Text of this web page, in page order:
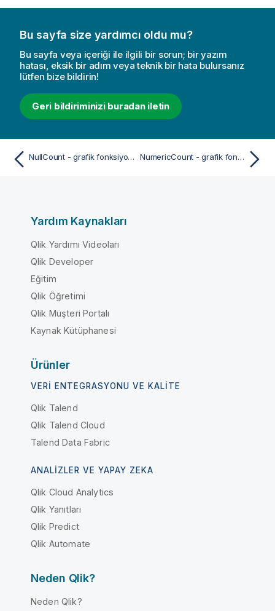
Bu sayfa size yardımcı oldu mu?
Bu sayfa veya içeriği ile ilgili bir sorun; bir yazım
hatası, eksik bir adım veya teknik bir hata bulursanız
lütfen bize bildirin!
Geri bildiriminizi buradan iletin
NullCount - grafik fonksiyonu NumericCount - grafik fonksiyonu
Yardım Kaynakları
Qlik Yardımı Videoları
Qlik Developer
Eğitim
Qlik Öğretimi
Qlik Müşteri Portalı
Kaynak Kütüphanesi
Ürünler
VERI ENTEGRASYONU VE KALITE
Qlik Talend
Qlik Talend Cloud
Talend Data Fabric
ANALIZLER VE YAPAY ZEKA
Qlik Cloud Analytics
Qlik Yanıtları
Qlik Predict
Qlik Automate
Neden Qlik?
Neden Qlik?